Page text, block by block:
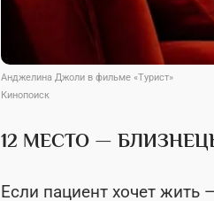
Анджелина Джоли в фильме «Турист»
Кинопоиск
12 МЕСТО —
Если пациент хочет жить